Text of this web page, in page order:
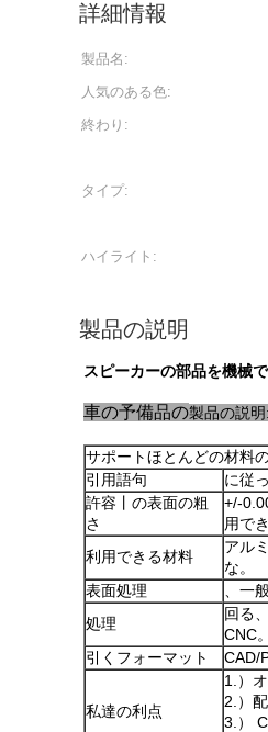
詳細情報
製品名:
人気のある色:
終わり:
タイプ:
ハイライト:
製品の説明
スピーカーの部品を機械
車の予備品の製品の説明:
サポートほとんどの材料
引用語句
に従
許容丨の表面の粗
さ
+/-
用で
利用できる材料
アル
な。
表面処理
、一
処理
回る
CNC。
引くフォーマット
CAD/
私達の利点
1.）
2.）
3.）